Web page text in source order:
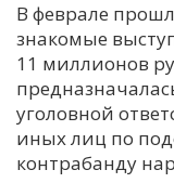
В феврале
знакомые
11 миллионов
уголовной
иных лиц по
контрабанду